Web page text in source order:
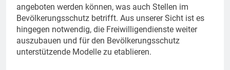
angeboten werden können, was auch Stellen im
Bevölkerungsschutz betrifft. Aus unserer Sicht ist es
hingegen notwendig, die Freiwilligendienste weiter
auszubauen und für den Bevölkerungsschutz
unterstützende Modelle zu etablieren.